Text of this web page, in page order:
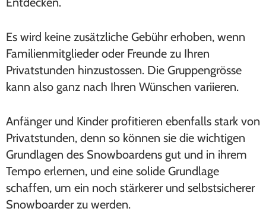
Es wird keine zusätzliche Gebühr erhoben, wenn
Familienmitglieder oder Freunde zu Ihren
Privatstunden hinzustossen. Die Gruppengrösse
kann also ganz nach Ihren Wünschen variieren.
Anfänger und Kinder profitieren ebenfalls stark von
Privatstunden, denn so können sie die wichtigen
Grundlagen des Snowboardens gut und in ihrem
Tempo erlernen, und eine solide Grundlage
schaffen, um ein noch stärkerer und selbstsicherer
Snowboarder zu werden.